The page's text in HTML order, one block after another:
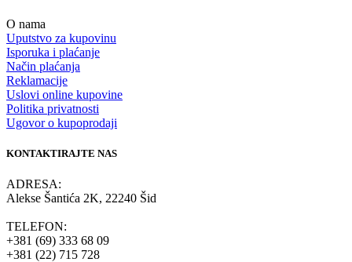
O nama
Uputstvo za kupovinu
Isporuka i plaćanje
Način plaćanja
Reklamacije
Uslovi online kupovine
Politika privatnosti
Ugovor o kupoprodaji
KONTAKTIRAJTE NAS
ADRESA:
Alekse Šantića 2K, 22240 Šid
TELEFON:
+381 (69) 333 68 09
+381 (22) 715 728